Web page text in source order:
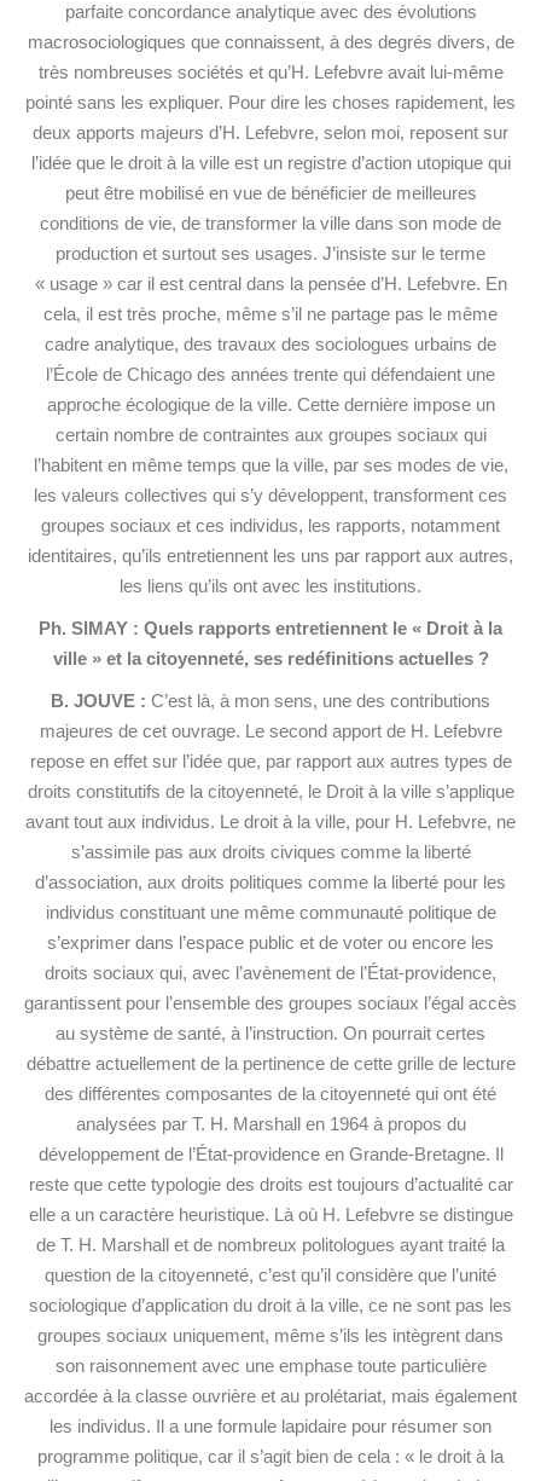
parfaite concordance analytique avec des évolutions
macrosociologiques que connaissent, à des degrés divers, de
très nombreuses sociétés et qu’H. Lefebvre avait lui-même
pointé sans les expliquer. Pour dire les choses rapidement, les
deux apports majeurs d’H. Lefebvre, selon moi, reposent sur
l’idée que le droit à la ville est un registre d’action utopique qui
peut être mobilisé en vue de bénéficier de meilleures
conditions de vie, de transformer la ville dans son mode de
production et surtout ses usages. J’insiste sur le terme
« usage » car il est central dans la pensée d’H. Lefebvre. En
cela, il est très proche, même s’il ne partage pas le même
cadre analytique, des travaux des sociologues urbains de
l’École de Chicago des années trente qui défendaient une
approche écologique de la ville. Cette dernière impose un
certain nombre de contraintes aux groupes sociaux qui
l’habitent en même temps que la ville, par ses modes de vie,
les valeurs collectives qui s’y développent, transforment ces
groupes sociaux et ces individus, les rapports, notamment
identitaires, qu’ils entretiennent les uns par rapport aux autres,
les liens qu’ils ont avec les institutions.
Ph. SIMAY : Quels rapports entretiennent le « Droit à la
ville » et la citoyenneté, ses redéfinitions actuelles ?
B. JOUVE : C’est là, à mon sens, une des contributions
majeures de cet ouvrage. Le second apport de H. Lefebvre
repose en effet sur l’idée que, par rapport aux autres types de
droits constitutifs de la citoyenneté, le Droit à la ville s’applique
avant tout aux individus. Le droit à la ville, pour H. Lefebvre, ne
s’assimile pas aux droits civiques comme la liberté
d’association, aux droits politiques comme la liberté pour les
individus constituant une même communauté politique de
s’exprimer dans l’espace public et de voter ou encore les
droits sociaux qui, avec l’avènement de l’État-providence,
garantissent pour l’ensemble des groupes sociaux l’égal accès
au système de santé, à l’instruction. On pourrait certes
débattre actuellement de la pertinence de cette grille de lecture
des différentes composantes de la citoyenneté qui ont été
analysées par T. H. Marshall en 1964 à propos du
développement de l’État-providence en Grande-Bretagne. Il
reste que cette typologie des droits est toujours d’actualité car
elle a un caractère heuristique. Là où H. Lefebvre se distingue
de T. H. Marshall et de nombreux politologues ayant traité la
question de la citoyenneté, c’est qu’il considère que l’unité
sociologique d’application du droit à la ville, ce ne sont pas les
groupes sociaux uniquement, même s’ils les intègrent dans
son raisonnement avec une emphase toute particulière
accordée à la classe ouvrière et au prolétariat, mais également
les individus. Il a une formule lapidaire pour résumer son
programme politique, car il s’agit bien de cela : « le droit à la